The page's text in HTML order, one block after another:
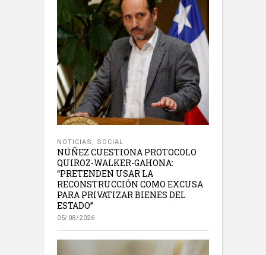
NOTICIAS , SOCIAL
NÚÑEZ CUESTIONA PROTOCOLO
QUIROZ-WALKER-GAHONA:
“PRETENDEN USAR LA
RECONSTRUCCIÓN COMO EXCUSA
PARA PRIVATIZAR BIENES DEL
ESTADO”
05/08/2026